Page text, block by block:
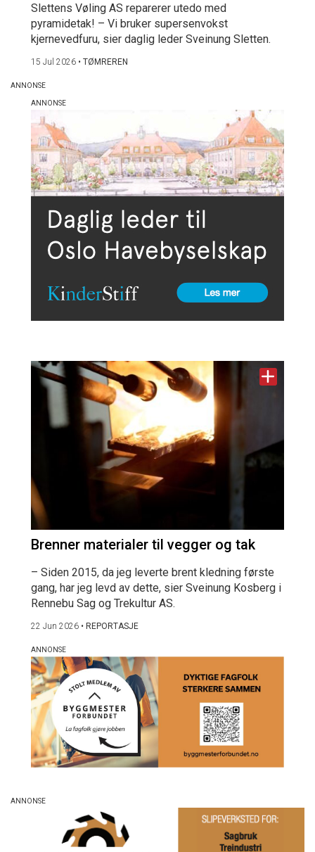
Slettens Vøling AS reparerer utedo med
pyramidetak! – Vi bruker supersenvokst
kjernevedfuru, sier daglig leder Sveinung Sletten.
15 Jul 2026 • TØMREREN
Brenner materialer til vegger og tak
– Siden 2015, da jeg leverte brent kledning første
gang, har jeg levd av dette, sier Sveinung Kosberg i
Rennebu Sag og Trekultur AS.
22 Jun 2026 • REPORTASJE